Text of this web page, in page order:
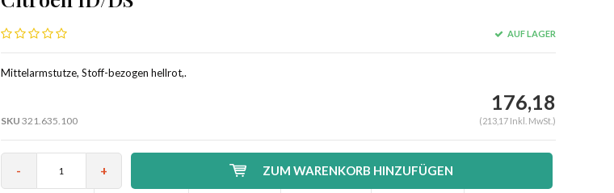
AUF LAGER
Mittelarmstutze, Stoff-bezogen hellrot,.
SKU 321.635.100
176,18
(213,17 Inkl. MwSt.)
- + ZUM WARENKORB HINZUFÜGEN